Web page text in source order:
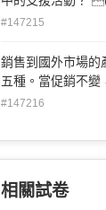
(B) 技術發展
#147215
銷售到國外市場的
五種。當促銷不變
地的情況或偏好，
(A) 溝
 (B) 產品創
 (D) 直接延
#147216
相關試卷